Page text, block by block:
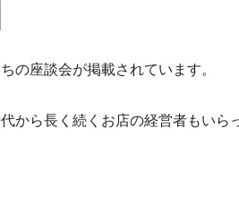
の座談会が掲載されています。
から長く続くお店の経営者もいら